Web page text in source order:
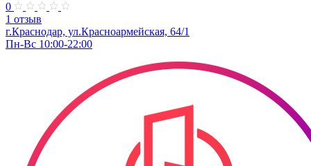
0
1 отзыв
г.Краснодар, ул.Красноармейская, 64/1
Пн-Вс 10:00-22:00